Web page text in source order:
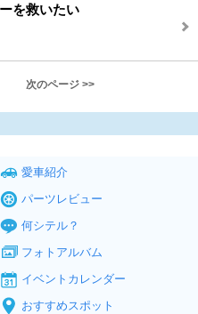
を救いたい
次のページ >>
愛車紹介
パーツレビュー
何シテル？
フォトアルバム
イベントカレンダー
おすすめスポット